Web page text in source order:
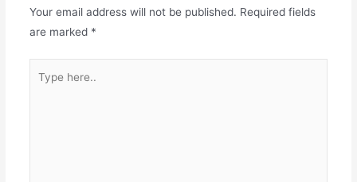
Your email address will not be published. Required fields
are marked *